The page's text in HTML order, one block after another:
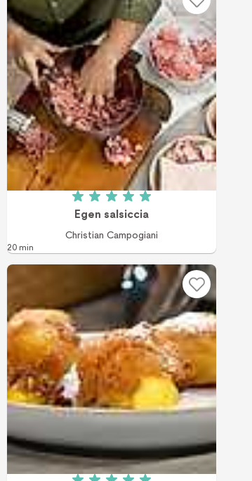
Betyg: 5 av 5 (1 röster)
Egen salsiccia
Christian Campogiani
20 min